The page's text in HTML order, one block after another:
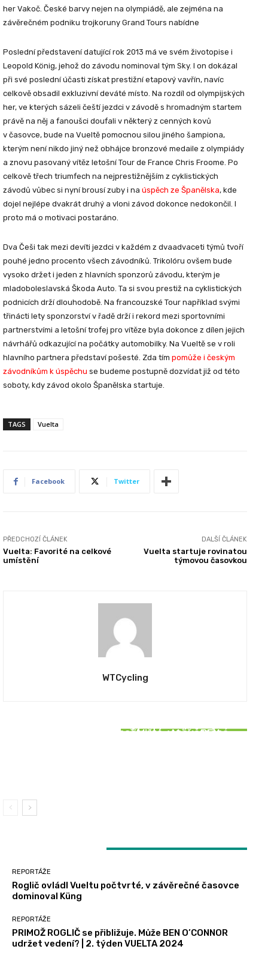
her Vakoč. České barvy nejen na olympiádě, ale zejména na
závěrečném podniku trojkoruny Grand Tours nabídne
Poslední představení datující rok 2013 má ve svém životopise i
Leopold König, jehož do závodu nominoval tým Sky. I on dokázal
při své poslední účasti získat prestižní etapový vavřín, navíc
celkově obsadil exkluzivní deváté místo. Na rozdíl od olympijských
her, ve kterých sázeli čeští jezdci v závodě s hromadným startem
právě na něj a fanoušci doufali v některý z cenných kovů
v časovce, bude na Vueltě pomocnou silou jiného šampiona,
kterým není nikdo jiný než obhájce bronzové medaile z olympiády
a znovu pasovaný vítěz letošní Tour de France Chris Froome. Po
celkově třech triumfech na nejprestižnějším z cyklistických
závodů vůbec si nyní brousí zuby i na úspěch ze Španělska, kde
dojel nejlépe dvakrát druhý a vloni závod dokonce nedokončil. I
proto má o motivaci postaráno.
Dva Češi tak mezi devíti jezdci v každém z dvaadvaceti týmů tvoří
pouhé jedno procento všech závodníků. Trikolóru ovšem bude
vysoko držet i jeden z hlavních sponzorů závodu, kterým je
mladoboleslavská Škoda Auto. Ta si svou prestiž na cyklistických
podnicích drží dlouhodobě. Na francouzské Tour například svými
třinácti lety sponzorství v řadě drží i rekord mezi sportovními
partnerstvími a letošní trofej pro vítěze byla dokonce z dílen jejich
návrhářů odkazující na počátky automobilky. Na Vueltě se v roli
hlavního partnera představí pošesté. Zda tím pomůže i českým
závodníkům k úspěchu se budeme postupně dozvídat již od této
soboty, kdy závod okolo Španělska startuje.
TAGS Vuelta
Facebook Twitter
PŘEDCHOZÍ ČLÁNEK
Vuelta: Favorité na celkové
umístění
DALŠÍ ČLÁNEK
Vuelta startuje rovinatou
týmovou časovkou
WTCycling
Roglič ovládl Vueltu počtvrté, v závěrečné
PRIMOŽ ROGLIČ se přibližuje. Může BEN
REPORTÁŽE
Roglič ovládl Vueltu počtvrté, v závěrečné časovce
dominoval Küng
REPORTÁŽE
PRIMOŽ ROGLIČ se přibližuje. Může BEN O’CONNOR
udržet vedení? | 2. týden VUELTA 2024